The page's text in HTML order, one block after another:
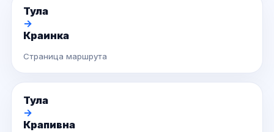
Тула
→
Краинка
Страница маршрута
Тула
→
Крапивна